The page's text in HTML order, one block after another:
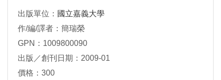
出版單位： 國立嘉義大學
作/編/譯者：簡瑞榮
GPN：1009800090
出版／創刊日期：2009-01
價格：300